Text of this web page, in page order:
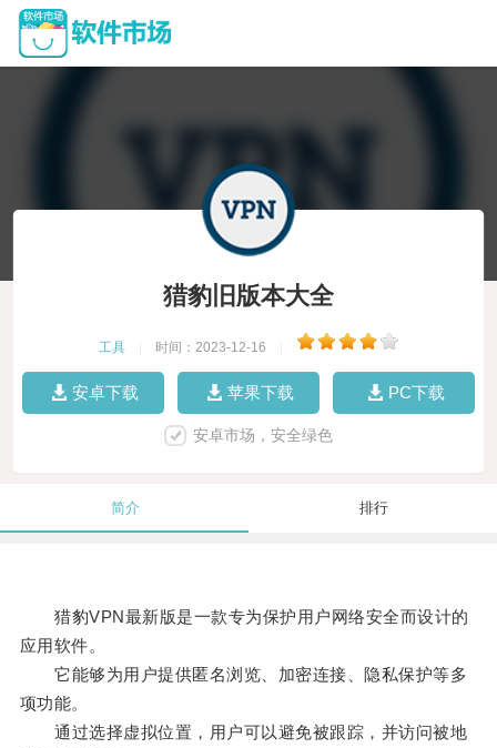
猎豹旧版本大全
工具 时间：2023-12-16
安卓下载 苹果下载 PC下载
安卓市场，安全绿色
简介 排行
猎豹VPN最新版是一款专为保护用户网络安全而设计的
应用软件。
它能够为用户提供匿名浏览、加密连接、隐私保护等多
项功能。
通过选择虚拟位置，用户可以避免被跟踪，并访问被地